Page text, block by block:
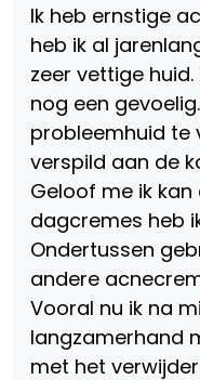
Ik heb ernstige
heb ik al
zeer vettige
nog een
probleemhuid te
verspild aan de
Geloof me ik kan
dagcremes heb
Ondertussen
andere
Vooral nu ik na
langzamerhand
met het